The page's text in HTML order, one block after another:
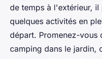
de temps à l'extérieur,
quelques activités en
départ. Promenez-vous
camping dans le jardin,